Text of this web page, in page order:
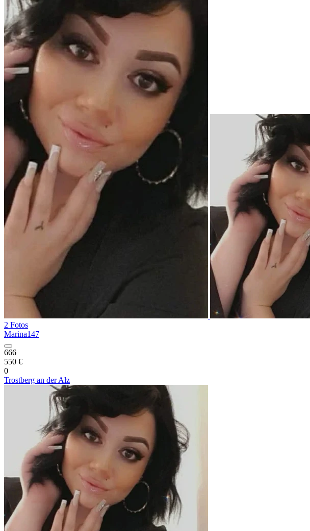
2 Fotos
Marina147
666
550 €
0
Trostberg an der Alz